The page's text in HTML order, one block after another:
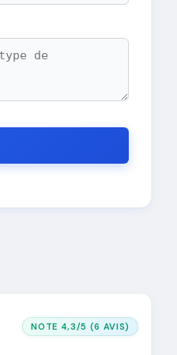
NOTE 4,3/5 (6 AVIS)